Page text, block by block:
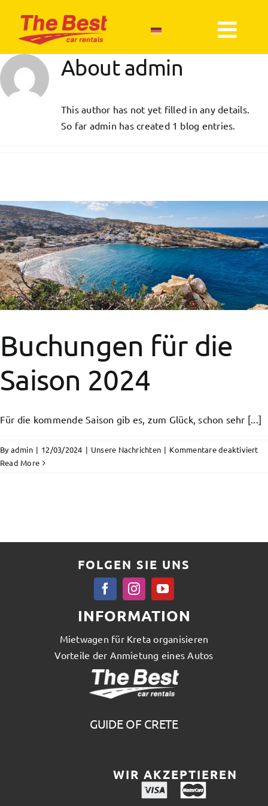
content
Über uns
Unsere Nachrichten
Kontakt
Angebote
FAQ
Aboutadmin
This author has not yet filled in any details.
So far admin has created 1 blog entries.
Buchungen für die
Saison 2024
Für die kommende Saison gib es, zum Glück, schon sehr [...]
Byadmin | 12/03/2024 | Unsere Nachrichten | Kommentare deaktiviertfür
Read More
FOLGEN SIE UNS
INFORMATION
Mietwagen für Kreta organisieren
Vorteile der Anmietung eines Autos
GUIDE OF CRETE
WIR AKZEPTIEREN